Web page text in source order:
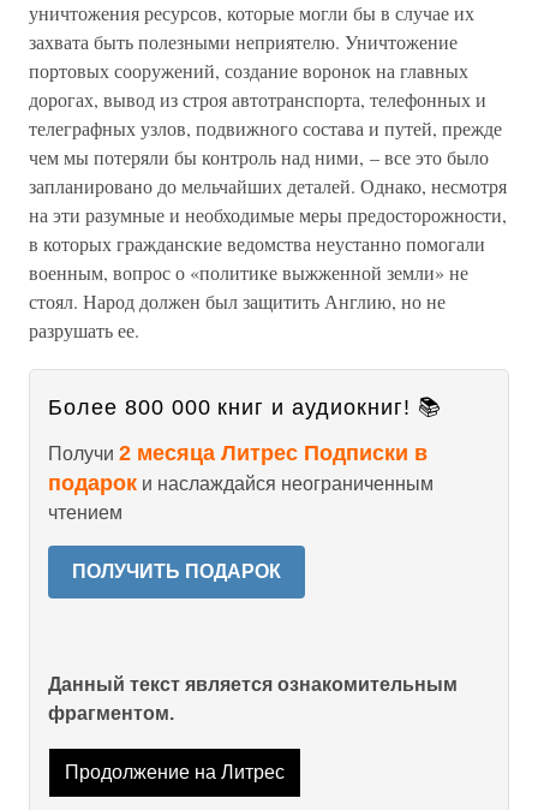
уничтожения ресурсов, которые могли бы в случае их
захвата быть полезными неприятелю. Уничтожение
портовых сооружений, создание воронок на главных
дорогах, вывод из строя автотранспорта, телефонных и
телеграфных узлов, подвижного состава и путей, прежде
чем мы потеряли бы контроль над ними, – все это было
запланировано до мельчайших деталей. Однако, несмотря
на эти разумные и необходимые меры предосторожности,
в которых гражданские ведомства неустанно помогали
военным, вопрос о «политике выжженной земли» не
стоял. Народ должен был защитить Англию, но не
разрушать ее.
Более 800 000 книг и аудиокниг! 📚
Получи 2 месяца Литрес Подписки в
подарок и наслаждайся неограниченным
чтением
ПОЛУЧИТЬ ПОДАРОК
Данный текст является ознакомительным
фрагментом.
Продолжение на Литрес